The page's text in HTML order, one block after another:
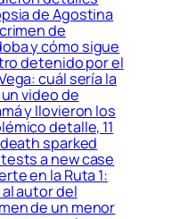
de Agostina
de
y cómo sigue
detenido por el
cuál sería la
video de
y llovieron los
detalle, 11
sparked
a new case
en la Ruta 1:
autor del
de un menor